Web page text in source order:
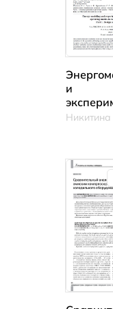
и
при
теплоты
воздуха